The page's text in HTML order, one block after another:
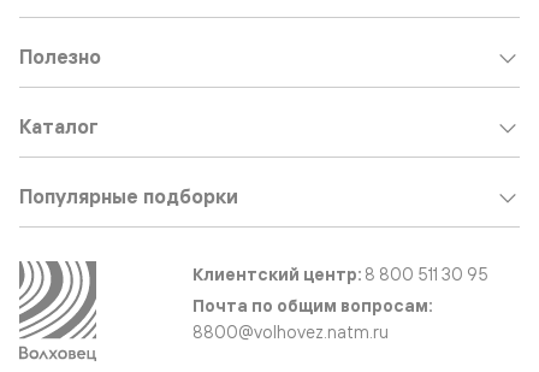
Полезно
Каталог
Популярные подборки
Клиентский центр: 8 800 511 30 95
Почта по общим вопросам:
8800@volhovez.natm.ru